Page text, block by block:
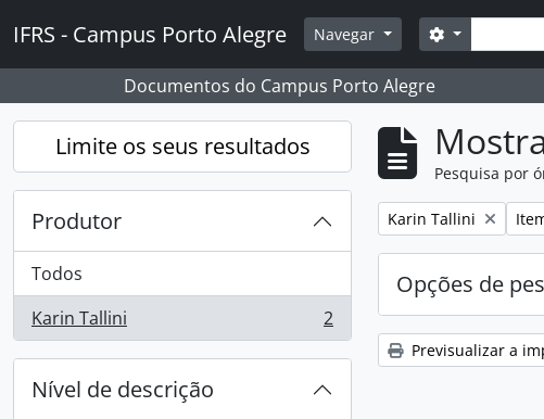
IFRS - Campus Porto Alegre Navegar Pesquisar
Opções de
Documentos do Campus Porto Alegre
Limite os seus resultados
Produtor
Todos
Karin Tallini
, 2 resultados 2
Nível de descrição
Pesquisa por
Remover filtro:
Karin Tallini
Opções de
Previsualizar a